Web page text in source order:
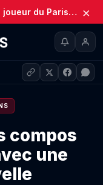
Maghnes Akliouche est un joueur du Paris Saint-Germain (Officiel) ×
compos
une